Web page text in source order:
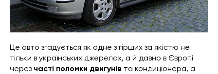
Це авто згадується як одне з гірших за якістю не
тільки в українських джерелах, а й давно в Європі
через часті поломки двигунів та кондиціонера, а